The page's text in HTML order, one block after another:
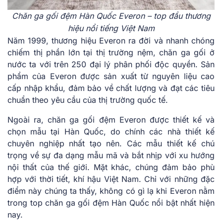
Chăn ga gối đệm Hàn Quốc Everon – top đầu thương
hiệu nổi tiếng Việt Nam
Năm 1999, thương hiệu Everon ra đời và nhanh chóng
chiếm thị phần lớn tại thị trường nệm, chăn ga gối ở
nước ta với trên 250 đại lý phân phối độc quyền. Sản
phẩm của Everon được sản xuất từ nguyên liệu cao
cấp nhập khẩu, đảm bảo về chất lượng và đạt các tiêu
chuẩn theo yêu cầu của thị trường quốc tế.
Ngoài ra, chăn ga gối đệm Everon được thiết kế và
chọn mẫu tại Hàn Quốc, do chính các nhà thiết kế
chuyên nghiệp nhất tạo nên. Các mẫu thiết kế chú
trọng về sự đa dạng mẫu mã và bắt nhịp với xu hướng
nội thất của thế giới. Mặt khác, chúng đảm bảo phù
hợp với thời tiết, khí hậu Việt Nam. Chỉ với những đặc
điểm này chúng ta thấy, không có gì lạ khi Everon nằm
trong top chăn ga gối đệm Hàn Quốc nổi bật nhất hiện
nay.